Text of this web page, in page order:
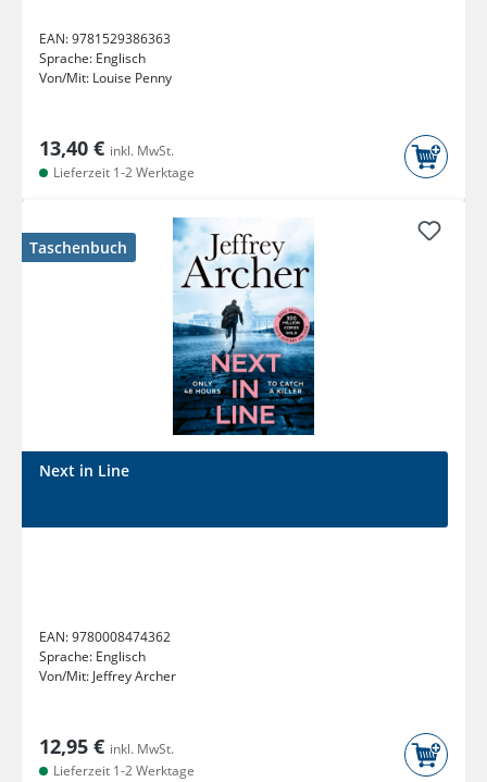
EAN:9781529386363
Sprache: Englisch
Von/Mit: Louise Penny
13,40 € inkl. MwSt.
Lieferzeit 1-2 Werktage
Taschenbuch
Next in Line
EAN:9780008474362
Sprache: Englisch
Von/Mit: Jeffrey Archer
12,95 € inkl. MwSt.
Lieferzeit 1-2 Werktage